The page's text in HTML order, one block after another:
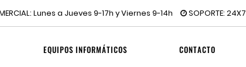
Lunes a Jueves 9-17h y Viernes 9-14h SOPORTE: 24X7
EQUIPOS INFORMÁTICOS CONTACTO